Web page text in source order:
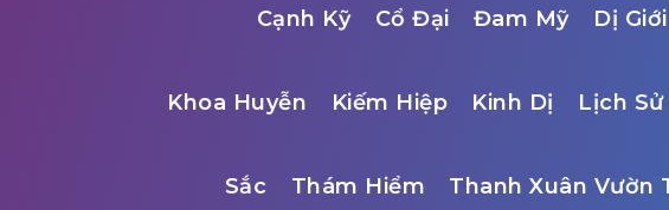
Cạnh Kỹ Cổ Đại Đam Mỹ Dị Giới
Khoa Huyễn Kiếm Hiệp Kinh Dị Lịch Sử
Sắc Thám Hiểm Thanh Xuân Vườn